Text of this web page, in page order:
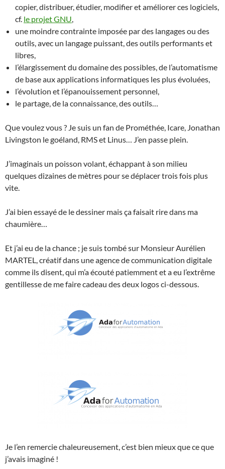
copier, distribuer, étudier, modifier et améliorer ces logiciels,
cf. le projet GNU,
une moindre contrainte imposée par des langages ou des
outils, avec un langage puissant, des outils performants et
libres,
l’élargissement du domaine des possibles, de l’automatisme
de base aux applications informatiques les plus évoluées,
l’évolution et l’épanouissement personnel,
le partage, de la connaissance, des outils…
Que voulez vous ? Je suis un fan de Prométhée, Icare, Jonathan
Livingston le goéland, RMS et Linus… J’en passe plein.
J’imaginais un poisson volant, échappant à son milieu
quelques dizaines de mètres pour se déplacer trois fois plus
vite.
J’ai bien essayé de le dessiner mais ça faisait rire dans ma
chaumière…
Et j’ai eu de la chance ; je suis tombé sur Monsieur Aurélien
MARTEL, créatif dans une agence de communication digitale
comme ils disent, qui m’a écouté patiemment et a eu l’extrême
gentillesse de me faire cadeau des deux logos ci-dessous.
Je l’en remercie chaleureusement, c’est bien mieux que ce que
j’avais imaginé !